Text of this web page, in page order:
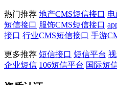
热门推荐 地产CMS短信接口
短信接口 服饰CMS短信接口
接口 行业CMS短信接口 手游
更多推荐 短信接口 短信平台
企业短信 106短信平台 国际短